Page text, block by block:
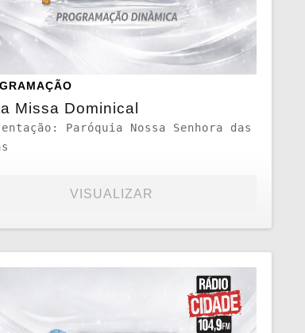
Missa Dominical
Paróquia Nossa Senhora das
VISUALIZAR